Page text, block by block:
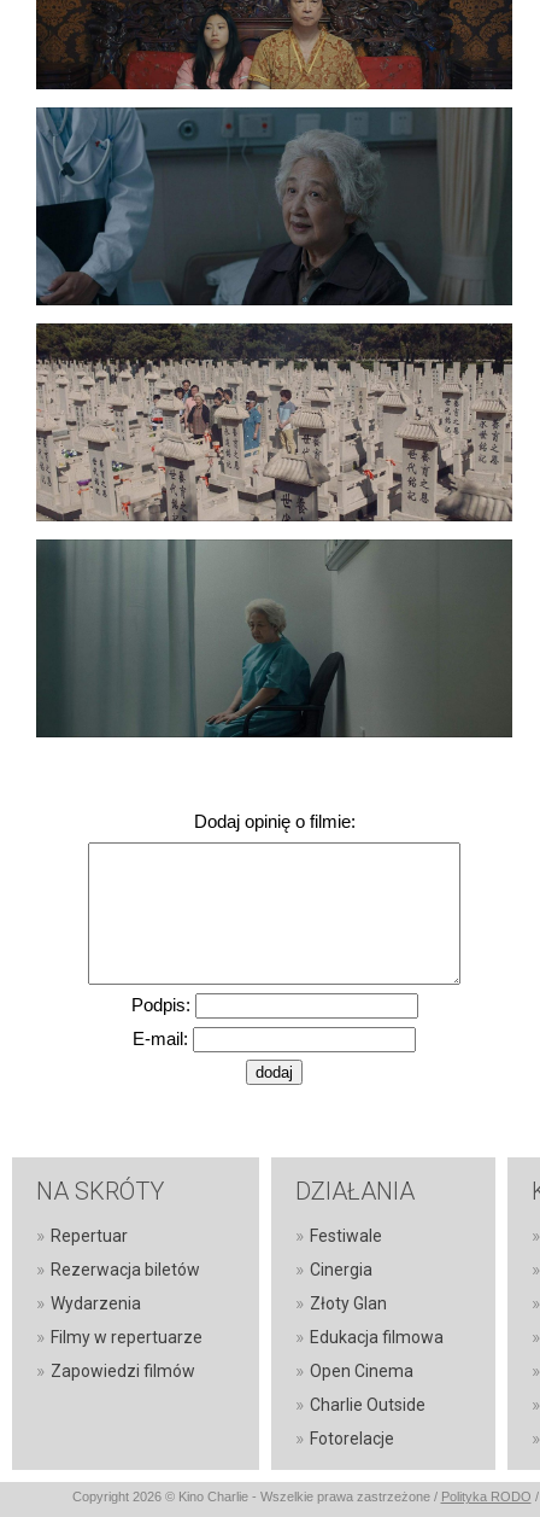
Dodaj opinię o filmie:
Podpis:
E-mail:
NA SKRÓTY
» Repertuar
» Rezerwacja biletów
» Wydarzenia
» Filmy w repertuarze
» Zapowiedzi filmów
DZIAŁANIA
» Festiwale
» Cinergia
» Złoty Glan
» Edukacja filmowa
» Open Cinema
» Charlie Outside
» Fotorelacje
»
»
»
»
»
»
»
Copyright 2026 © Kino Charlie - Wszelkie prawa zastrzeżone / Polityka RODO